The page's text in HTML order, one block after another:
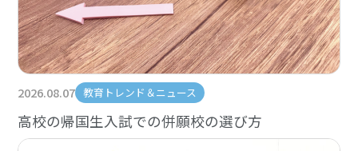
2026.08.07 教育トレンド＆ニュース
高校の帰国生入試での併願校の選び方